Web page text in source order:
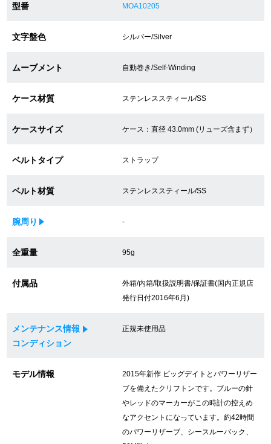
買取・下取りをご希望の方
買取・下取りはこちら
買取専門サロン
買取ご成約者様限定5万円クーポン
修理・メンテナンスをご希望の方
修理依頼をする
オーバーホールについて
型番 MOA10205
文字盤色 シルバー/Silver
ムーブメント 自動巻き/Self-Winding
ケース材質 ステンレススティール/SS
ケースサイズ ケース：直径 43.0mm (リューズ含まず）
ベルトタイプ ストラップ
ベルト材質 ステンレススティール/SS
腕周り -
全重量 95g
付属品
外箱/内箱/取扱説明書/保証書(国内正規店
発行日付2016年6月)
メンテナンス情報
コンディション
正規未使用品
モデル情報
2015年新作 ビッグデイトとパワーリザー
ブを備えたクリフトンです。ブルーの針
やレッドのマーカーがこの時計の控えめ
なアクセントになっています。約42時間
のパワーリザーブ、シースルーバック、